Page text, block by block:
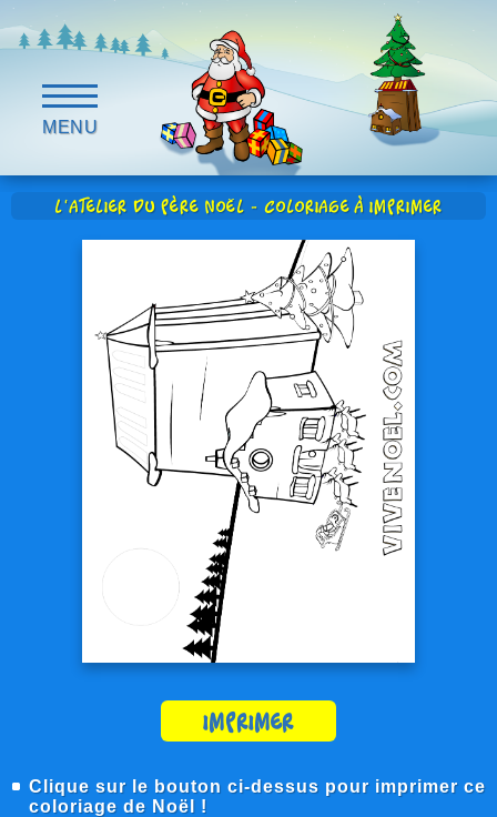
MENU
L'Atelier du Père Noël - Coloriage à imprimer
Imprimer
Clique sur le bouton ci-dessus pour imprimer ce
coloriage de Noël !